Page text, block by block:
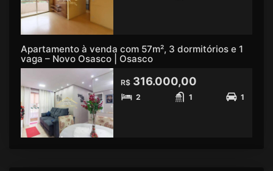
Apartamento à venda com 57m², 3 dormitórios e 1
vaga – Novo Osasco | Osasco
R$ 316.000,00
2 1 1